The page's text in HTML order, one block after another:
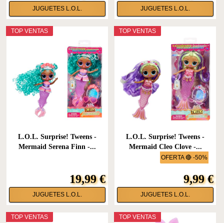
JUGUETES L.O.L. JUGUETES L.O.L.
TOP VENTAS
L.O.L. Surprise! Tweens -
Mermaid Serena Finn -...
19,99 €
JUGUETES L.O.L.
OFERTA 🔴 -50%
TOP VENTAS
L.O.L. Surprise! Tweens -
Mermaid Cleo Clove -...
9,99 €
JUGUETES L.O.L.
TOP VENTAS TOP VENTAS